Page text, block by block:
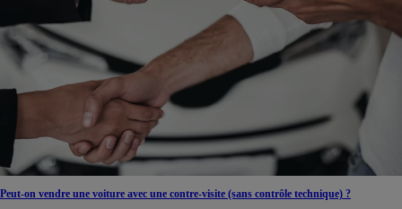
Peut-on vendre une voiture avec une contre-visite (sans contrôle technique) ?